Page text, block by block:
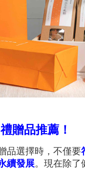
贈品推薦！
品選擇時， 不僅要
續發展。現在除了